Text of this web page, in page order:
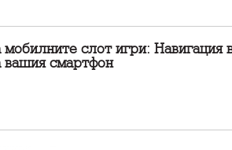
мобилните слот игри: Навигация
вашия смартфон